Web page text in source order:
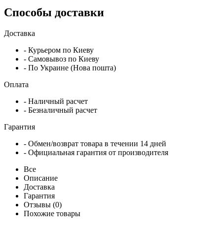
Способы доставки
Доставка
- Курьером по Киеву
- Самовывоз по Киеву
- По Украине (Нова пошта)
Оплата
- Наличный расчет
- Безналичный расчет
Гарантия
- Обмен/возврат товара в течении 14 дней
- Официальная гарантия от производителя
Все
Описание
Доставка
Гарантия
Отзывы (0)
Похожие товары